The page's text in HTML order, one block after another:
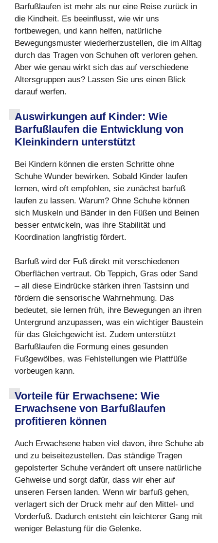
Barfußlaufen ist mehr als nur eine Reise zurück in
die Kindheit. Es beeinflusst, wie wir uns
fortbewegen, und kann helfen, natürliche
Bewegungsmuster wiederherzustellen, die im Alltag
durch das Tragen von Schuhen oft verloren gehen.
Aber wie genau wirkt sich das auf verschiedene
Altersgruppen aus? Lassen Sie uns einen Blick
darauf werfen.
Auswirkungen auf Kinder: Wie
Barfußlaufen die Entwicklung von
Kleinkindern unterstützt
Bei Kindern können die ersten Schritte ohne
Schuhe Wunder bewirken. Sobald Kinder laufen
lernen, wird oft empfohlen, sie zunächst barfuß
laufen zu lassen. Warum? Ohne Schuhe können
sich Muskeln und Bänder in den Füßen und Beinen
besser entwickeln, was ihre Stabilität und
Koordination langfristig fördert.
Barfuß wird der Fuß direkt mit verschiedenen
Oberflächen vertraut. Ob Teppich, Gras oder Sand
– all diese Eindrücke stärken ihren Tastsinn und
fördern die sensorische Wahrnehmung. Das
bedeutet, sie lernen früh, ihre Bewegungen an ihren
Untergrund anzupassen, was ein wichtiger Baustein
für das Gleichgewicht ist. Zudem unterstützt
Barfußlaufen die Formung eines gesunden
Fußgewölbes, was Fehlstellungen wie Plattfüße
vorbeugen kann.
Vorteile für Erwachsene: Wie
Erwachsene von Barfußlaufen
profitieren können
Auch Erwachsene haben viel davon, ihre Schuhe ab
und zu beiseitezustellen. Das ständige Tragen
gepolsterter Schuhe verändert oft unsere natürliche
Gehweise und sorgt dafür, dass wir eher auf
unseren Fersen landen. Wenn wir barfuß gehen,
verlagert sich der Druck mehr auf den Mittel- und
Vorderfuß. Dadurch entsteht ein leichterer Gang mit
weniger Belastung für die Gelenke.